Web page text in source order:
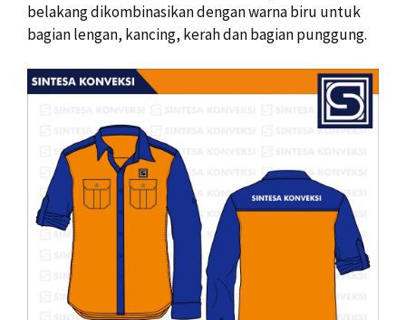
belakang dikombinasikan dengan warna biru untuk
bagian lengan, kancing, kerah dan bagian punggung.